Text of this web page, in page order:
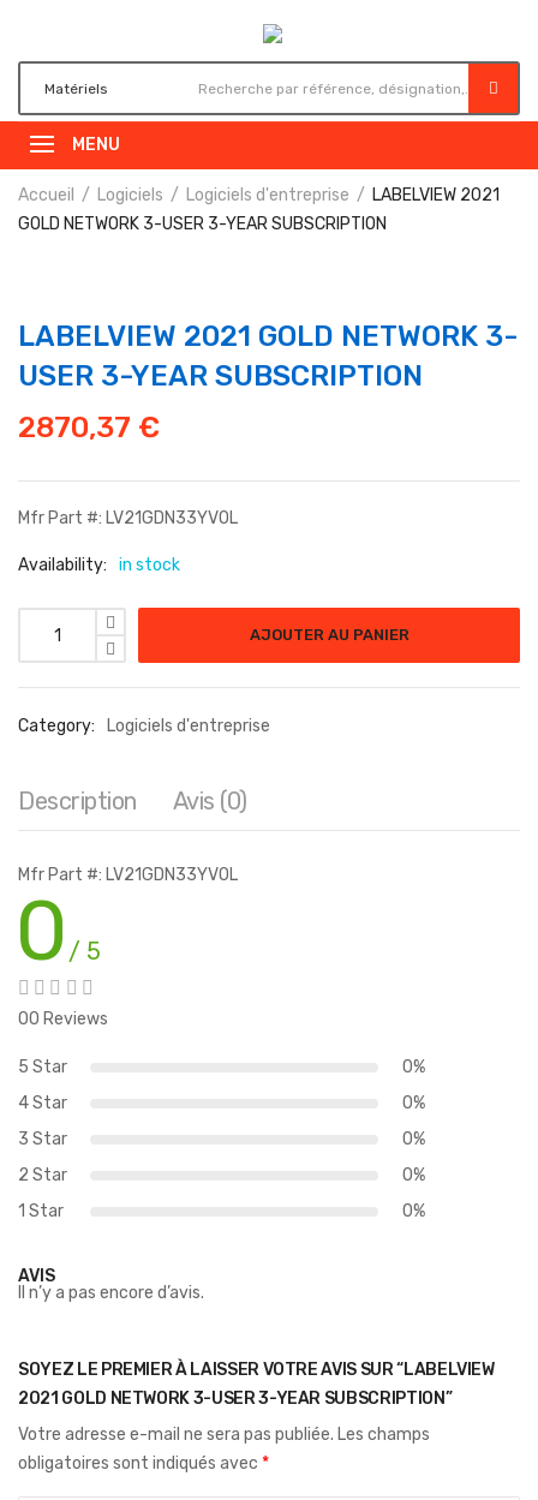
MENU
Accueil Logiciels Logiciels d'entreprise
LABELVIEW 2021
GOLD NETWORK 3-USER 3-YEAR SUBSCRIPTION
LABELVIEW 2021 GOLD NETWORK 3-
USER 3-YEAR SUBSCRIPTION
2870,37 €
Mfr Part #: LV21GDN33YVOL
Availability: in stock
AJOUTER AU PANIER
Category: Logiciels d'entreprise
Description Avis (0)
Mfr Part #: LV21GDN33YVOL
0 / 5
00 Reviews
5 Star
0%
4 Star
0%
3 Star
0%
2 Star
0%
1 Star
0%
AVIS
Il n’y a pas encore d’avis.
SOYEZ LE PREMIER À LAISSER VOTRE AVIS SUR “LABELVIEW
2021 GOLD NETWORK 3-USER 3-YEAR SUBSCRIPTION”
Votre adresse e-mail ne sera pas publiée. Les champs
obligatoires sont indiqués avec *